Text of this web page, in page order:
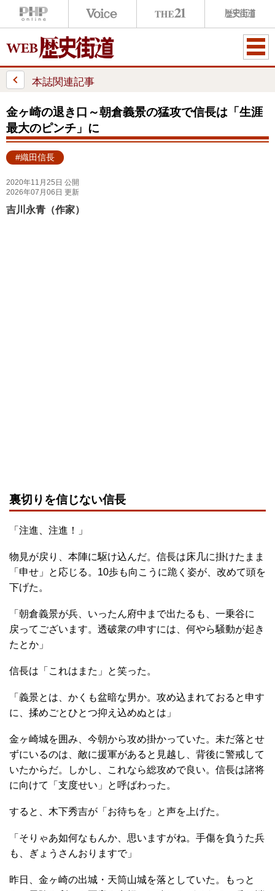
ME
本誌関連記事
金ヶ崎の退き口～朝倉義景の猛攻で信長は「生涯
最大のピンチ」に
#織田信長
2020年11月25日 公開
2026年07月06日 更新
吉川永青（作家）
裏切りを信じない信長
「注進、注進！」
物見が戻り、本陣に駆け込んだ。信長は床几に掛けたまま
「申せ」と応じる。10歩も向こうに跪く姿が、改めて頭を
下げた。
「朝倉義景が兵、いったん府中まで出たるも、一乗谷に
戻ってございます。透破衆の申すには、何やら騒動が起き
たとか」
信長は「これはまた」と笑った。
「義景とは、かくも盆暗な男か。攻め込まれておると申す
に、揉めごとひとつ抑え込めぬとは」
金ヶ崎城を囲み、今朝から攻め掛かっていた。未だ落とせ
ずにいるのは、敵に援軍があると見越し、背後に警戒して
いたからだ。しかし、これなら総攻めで良い。信長は諸将
に向けて「支度せい」と呼ばわった。
すると、木下秀吉が「お待ちを」と声を上げた。
「そりゃあ如何なもんか、思いますがね。手傷を負うた兵
も、ぎょうさんおりますで」
昨日、金ヶ崎の出城・天筒山城を落としていた。もっと